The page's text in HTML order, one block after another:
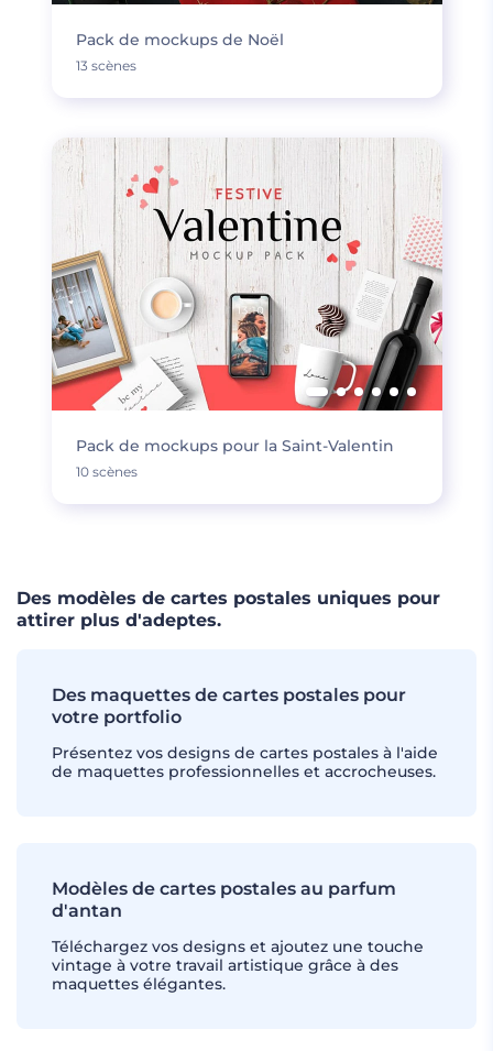
Pack de mockups de Noël
13 scènes
Pack de mockups pour la Saint-Valentin
10 scènes
Des modèles de cartes postales uniques pour
attirer plus d'adeptes.
Des maquettes de cartes postales pour
votre portfolio
Présentez vos designs de cartes postales à l'aide
de maquettes professionnelles et accrocheuses.
Modèles de cartes postales au parfum
d'antan
Téléchargez vos designs et ajoutez une touche
vintage à votre travail artistique grâce à des
maquettes élégantes.